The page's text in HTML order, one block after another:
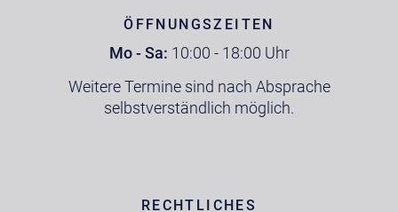
ÖFFNUNGSZEITEN
Mo - Sa: 10:00 - 18:00 Uhr
Weitere Termine sind nach Absprache
selbstverständlich möglich.
RECHTLICHES